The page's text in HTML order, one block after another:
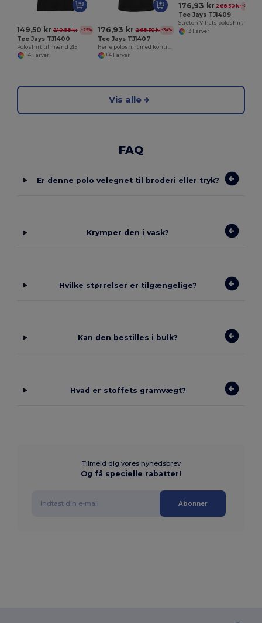
149,50 kr 210,98 kr -29%
Tee Jays TJ1400
Poloshirt til mænd 215
+4 Farver
176,93 kr 268,30 kr -34%
Tee Jays TJ1407
+4 Farver
176,93 kr 268,30 kr -34%
Tee Jays TJ1409
+3 Farver
Vis alle
FAQ
Er denne polo velegnet til broderi eller tryk?
Krymper den i vask?
Hvilke størrelser er tilgængelige?
Kan den bestilles i bulk?
Hvad er stoffets gramvægt?
Tilmeld dig vores nyhedsbrev
Og få specielle rabatter!
Abonner